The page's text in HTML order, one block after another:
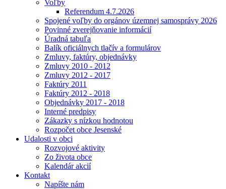
Voľby
Referendum 4.7.2026
Spojené voľby do orgánov územnej samosprávy 2026
Povinné zverejňovanie informácií
Úradná tabuľa
Balík oficiálnych tlačív a formulárov
Zmluvy, faktúry, objednávky
Zmluvy 2010 - 2012
Zmluvy 2012 - 2017
Faktúry 2011
Faktúry 2012 - 2018
Objednávky 2017 - 2018
Interné predpisy
Zákazky s nízkou hodnotou
Rozpočet obce Jesenské
Udalosti v obci
Rozvojové aktivity
Zo života obce
Kalendár akcií
Kontakt
Napíšte nám